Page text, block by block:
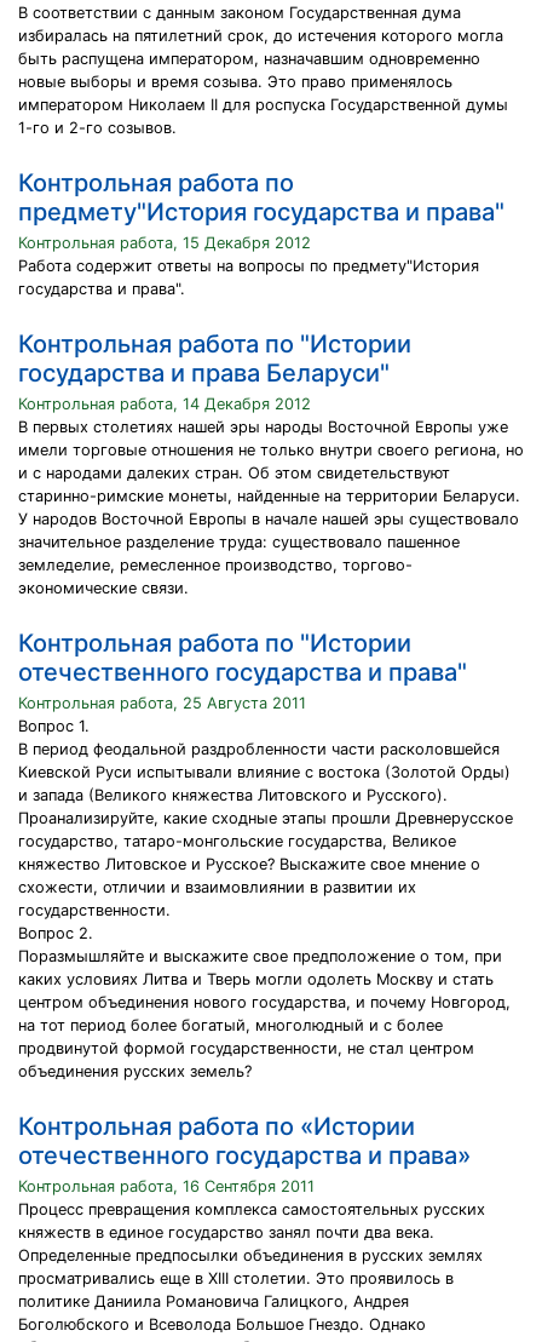
В соответствии с данным законом Государственная дума
избиралась на пятилетний срок, до истечения которого могла
быть распущена императором, назначавшим одновременно
новые выборы и время созыва. Это право применялось
императором Николаем II для роспуска Государственной думы
1-го и 2-го созывов.
Контрольная работа по
предмету"История государства и права"
Контрольная работа, 15 Декабря 2012
Работа содержит ответы на вопросы по предмету"История
государства и права".
Контрольная работа по "Истории
государства и права Беларуси"
Контрольная работа, 14 Декабря 2012
В первых столетиях нашей эры народы Восточной Европы уже
имели торговые отношения не только внутри своего региона, но
и с народами далеких стран. Об этом свидетельствуют
старинно-римские монеты, найденные на территории Беларуси.
У народов Восточной Европы в начале нашей эры существовало
значительное разделение труда: существовало пашенное
земледелие, ремесленное производство, торгово-
экономические связи.
Контрольная работа по "Истории
отечественного государства и права"
Контрольная работа, 25 Августа 2011
Вопрос 1.
В период феодальной раздробленности части расколовшейся
Киевской Руси испытывали влияние с востока (Золотой Орды)
и запада (Великого княжества Литовского и Русского).
Проанализируйте, какие сходные этапы прошли Древнерусское
государство, татаро-монгольские государства, Великое
княжество Литовское и Русское? Выскажите свое мнение о
схожести, отличии и взаимовлиянии в развитии их
государственности.
Вопрос 2.
Поразмышляйте и выскажите свое предположение о том, при
каких условиях Литва и Тверь могли одолеть Москву и стать
центром объединения нового государства, и почему Новгород,
на тот период более богатый, многолюдный и с более
продвинутой формой государственности, не стал центром
объединения русских земель?
Контрольная работа по «Истории
отечественного государства и права»
Контрольная работа, 16 Сентября 2011
Процесс превращения комплекса самостоятельных русских
княжеств в единое государство занял почти два века.
Определенные предпосылки объединения в русских землях
просматривались еще в XIII столетии. Это проявилось в
политике Даниила Романовича Галицкого, Андрея
Боголюбского и Всеволода Большое Гнездо. Однако